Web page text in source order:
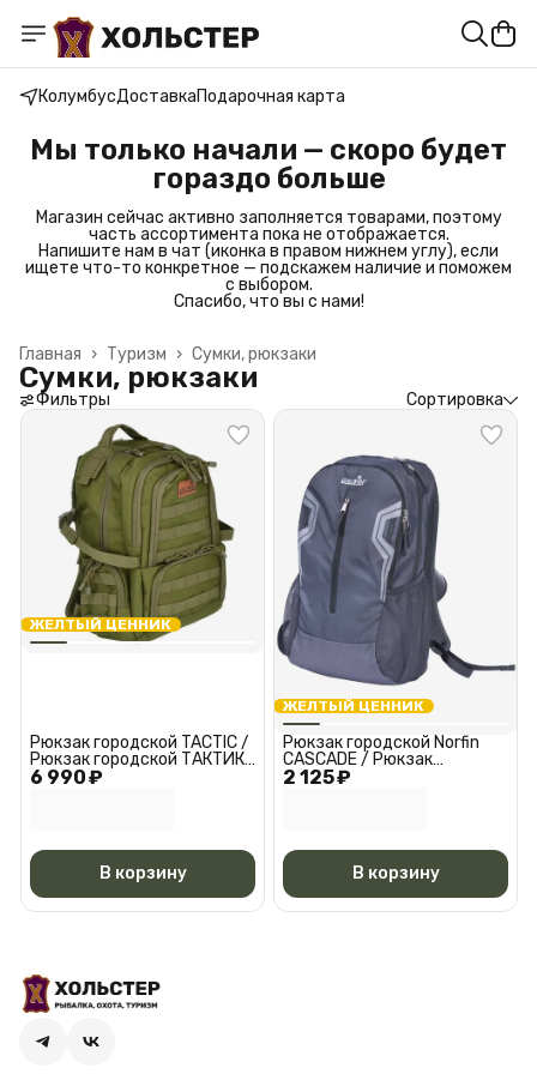
КолумбусДоставкаПодарочная карта
Мы только начали — скоро будет
гораздо больше
Магазин сейчас активно заполняется товарами, поэтому
часть ассортимента пока не отображается.
Напишите нам в чат (иконка в правом нижнем углу), если
ищете что-то конкретное — подскажем наличие и поможем
с выбором.
Спасибо, что вы с нами!
Сумки, рюкзаки
Туризм ›
Главная ›
Сумки, рюкзаки
Фильтры Сортировка
ЖЕЛТЫЙ ЦЕННИК
6 990 ₽
Рюкзак городской TACTIC /
Рюкзак городской ТАКТИК
35 40221
В корзину
ЖЕЛТЫЙ ЦЕННИК
2 125 ₽
Рюкзак городской Norfin
CASCADE / Рюкзак
городской Норфин КАСКАД
В корзину